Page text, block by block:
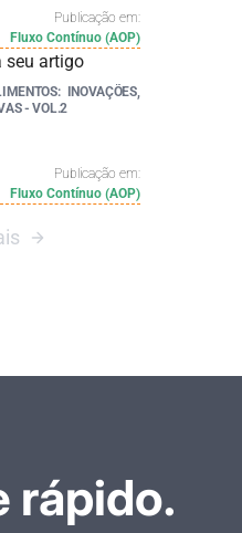
Publicação em:
Fluxo Contínuo (AOP)
INOVAÇÕES,
- VOL.2
Publicação em:
Fluxo Contínuo (AOP)
rápido.